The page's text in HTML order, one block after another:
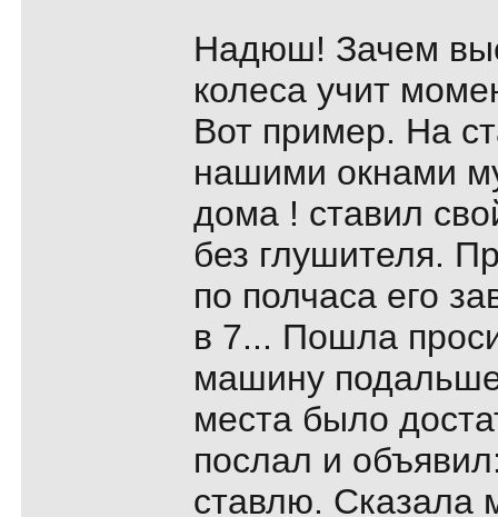
Надюш! Зачем
колеса учит
Вот пример. На
нашими окнами
дома ! ставил
без глушителя.
по полчаса его
в 7... Пошла
машину
места было
послал и
ставлю. Сказала